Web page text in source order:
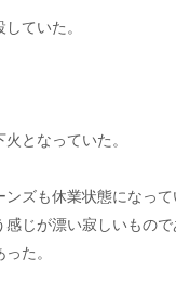
ていた。
となっていた。
ズも休業状態になっ
じが漂い寂しいもの
た。